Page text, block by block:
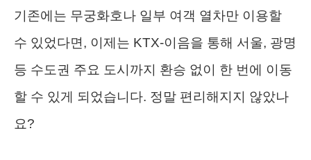
기존에는 무궁화호나 일부 여객 열차만 이용할
수 있었다면, 이제는 KTX-이음을 통해 서울, 광명
등 수도권 주요 도시까지 환승 없이 한 번에 이동
할 수 있게 되었습니다. 정말 편리해지지 않았나
요?